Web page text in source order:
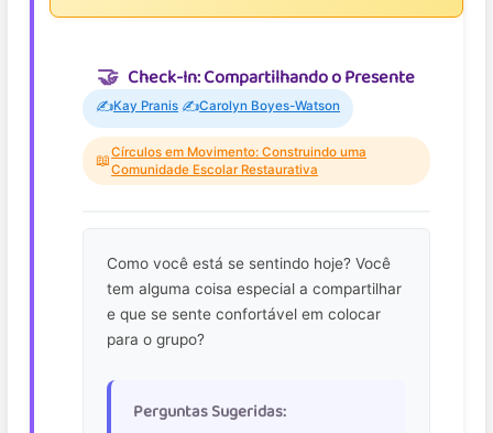
Check-In: Compartilhando o Presente
✍️Kay Pranis ✍️Carolyn Boyes-Watson
📖Círculos em Movimento: Construindo uma
Comunidade Escolar Restaurativa
Como você está se sentindo hoje? Você
tem alguma coisa especial a compartilhar
e que se sente confortável em colocar
para o grupo?
Perguntas Sugeridas: